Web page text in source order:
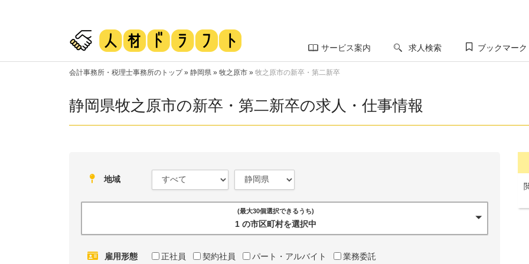
サービス案内 求人検索 ブックマーク
会計事務所・税理士事務所のトップ» 静岡県 » 牧之原市 » 牧之原市の新卒・第二新卒
静岡県牧之原市の新卒・第二新卒の求人・仕事情報
地域
(最大30個選択できるうち)
1 の市区町村を選択中
雇用形態 正社員 契約社員 パート・アルバイト 業務委託